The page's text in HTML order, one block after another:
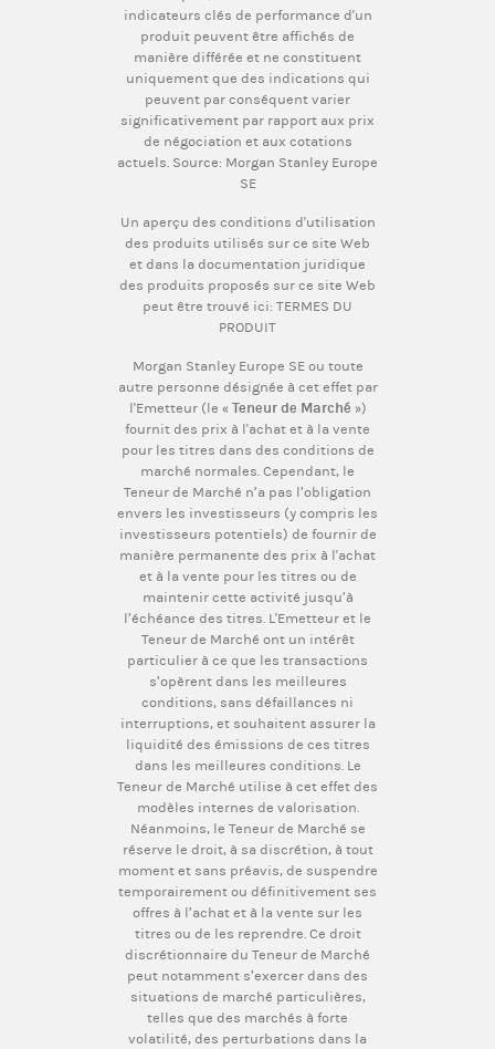
indicateurs clés de performance d'un
produit peuvent être affichés de
manière différée et ne constituent
uniquement que des indications qui
peuvent par conséquent varier
significativement par rapport aux prix
de négociation et aux cotations
actuels. Source: Morgan Stanley Europe
SE
Un aperçu des conditions d'utilisation
des produits utilisés sur ce site Web
et dans la documentation juridique
des produits proposés sur ce site Web
peut être trouvé ici: TERMES DU
PRODUIT
Morgan Stanley Europe SE ou toute
autre personne désignée à cet effet par
l'Emetteur (le « Teneur de Marché »)
fournit des prix à l'achat et à la vente
pour les titres dans des conditions de
marché normales. Cependant, le
Teneur de Marché n’a pas l’obligation
envers les investisseurs (y compris les
investisseurs potentiels) de fournir de
manière permanente des prix à l'achat
et à la vente pour les titres ou de
maintenir cette activité jusqu’à
l’échéance des titres. L'Emetteur et le
Teneur de Marché ont un intérêt
particulier à ce que les transactions
s’opèrent dans les meilleures
conditions, sans défaillances ni
interruptions, et souhaitent assurer la
liquidité des émissions de ces titres
dans les meilleures conditions. Le
Teneur de Marché utilise à cet effet des
modèles internes de valorisation.
Néanmoins, le Teneur de Marché se
réserve le droit, à sa discrétion, à tout
moment et sans préavis, de suspendre
temporairement ou définitivement ses
offres à l’achat et à la vente sur les
titres ou de les reprendre. Ce droit
discrétionnaire du Teneur de Marché
peut notamment s’exercer dans des
situations de marché particulières,
telles que des marchés à forte
volatilité, des perturbations dans la